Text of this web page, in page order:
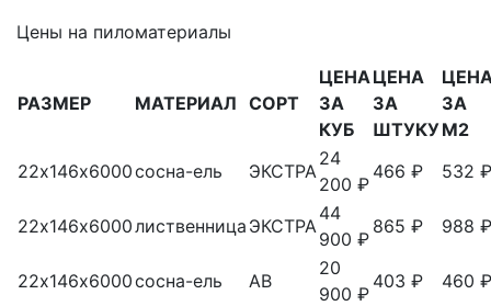
Цены на пиломатериалы
РАЗМЕР МАТЕРИАЛ СОРТ
ЦЕНА
ЗА
КУБ
ЦЕНА
ЗА
ШТУКУ
ЗА
М2
22х146х6000сосна-ель ЭКСТРА
24
200 ₽
466 ₽ 532 ₽
22х146х6000лиственница ЭКСТРА
44
900 ₽
865 ₽ 988 ₽
22х146х6000сосна-ель АВ
20
900 ₽
403 ₽ 460 ₽